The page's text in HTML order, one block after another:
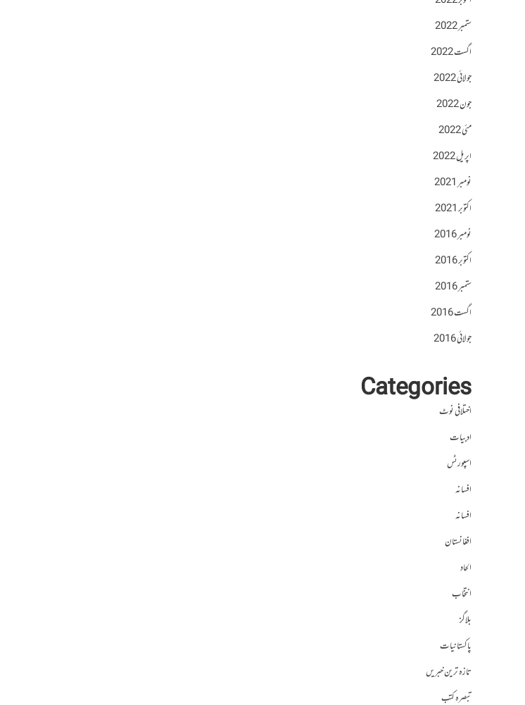
ستمبر 2022
اگست 2022
جولائی 2022
جون 2022
مئی 2022
اپریل 2022
نومبر 2021
اکتوبر 2021
نومبر 2016
اکتوبر 2016
ستمبر 2016
اگست 2016
جولائی 2016
Categories
اختلافی نوٹ
ادبیات
اسپورٹس
افسانہ
افسانہ
افغانستان
الحاد
انتخاب
بلاگز
پاکستانیات
تازہ ترین خبریں
تبصرہ کتب